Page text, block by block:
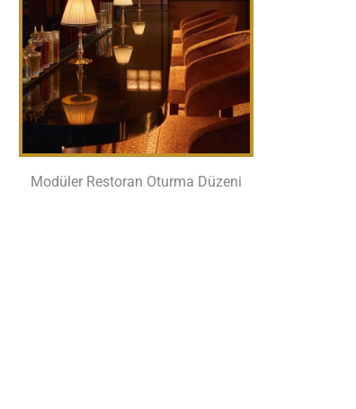
Modüler Restoran Oturma Düzeni